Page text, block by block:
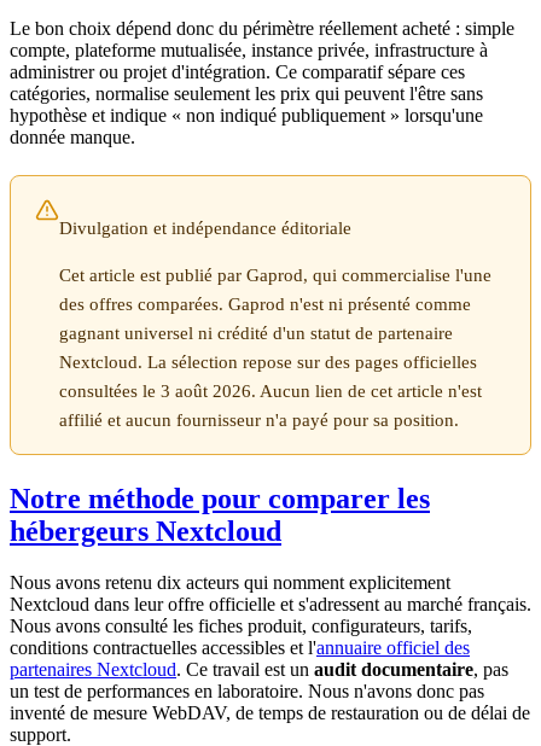
Le bon choix dépend donc du périmètre réellement acheté : simple
compte, plateforme mutualisée, instance privée, infrastructure à
administrer ou projet d'intégration. Ce comparatif sépare ces
catégories, normalise seulement les prix qui peuvent l'être sans
hypothèse et indique « non indiqué publiquement » lorsqu'une
donnée manque.
Divulgation et indépendance éditoriale
Cet article est publié par Gaprod, qui commercialise l'une
des offres comparées. Gaprod n'est ni présenté comme
gagnant universel ni crédité d'un statut de partenaire
Nextcloud. La sélection repose sur des pages officielles
consultées le 3 août 2026. Aucun lien de cet article n'est
affilié et aucun fournisseur n'a payé pour sa position.
Notre méthode pour comparer les
hébergeurs Nextcloud
Nous avons retenu dix acteurs qui nomment explicitement
Nextcloud dans leur offre officielle et s'adressent au marché français.
Nous avons consulté les fiches produit, configurateurs, tarifs,
conditions contractuelles accessibles et l'annuaire officiel des
partenaires Nextcloud. Ce travail est un audit documentaire, pas
un test de performances en laboratoire. Nous n'avons donc pas
inventé de mesure WebDAV, de temps de restauration ou de délai de
support.